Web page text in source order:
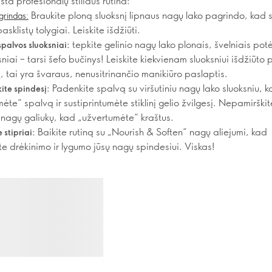
Braukite ploną sluoksnį lipnaus nagų lako pagrindo, kad
tolygiai. Leiskite išdžiūti.
sluoksniai: tepkite gelinio nagų lako plonais, švelniais
– tarsi šefo bučinys! Leiskite kiekvienam sluoksniui išdžiūto
tai yra švaraus, nenusitrinančio manikiūro paslaptis.
spindesį: Padenkite spalvą su viršutiniu nagų lako sluoksniu,
spalvą ir sustiprintumėte stiklinį gelio žvilgesį.
galiukų, kad „užvertumėte“ kraštus.
stipriai: Baikite rutiną su „Nourish & Soften“ nagų aliejumi, kad
drėkinimo ir lygumo jūsų nagų spindesiui. Viskas!